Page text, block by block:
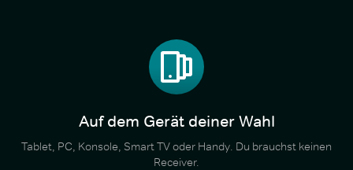
Auf dem Gerät deiner Wahl
Tablet, PC, Konsole, Smart TV oder Handy. Du brauchst keinen
Receiver.